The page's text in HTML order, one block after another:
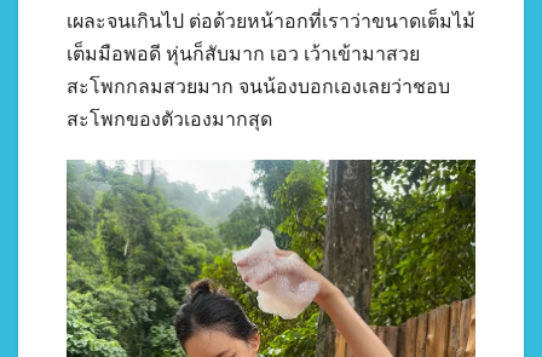
เผละจนเกินไป ต่อด้วยหน้าอกที่เราว่าขนาดเต็มไม้
เต็มมือพอดี หุ่นก็สับมาก เอว เว้าเข้ามาสวย
สะโพกกลมสวยมาก จนน้องบอกเองเลยว่าชอบ
สะโพกของตัวเองมากสุด